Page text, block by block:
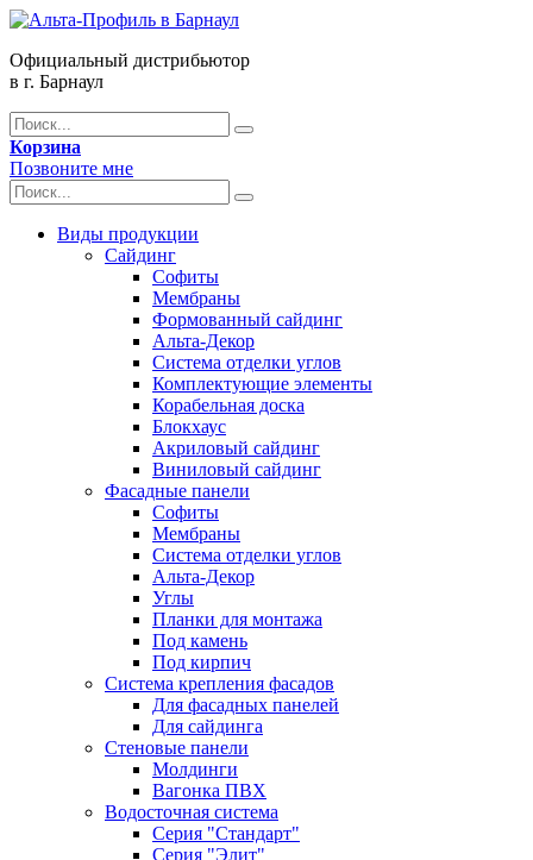
Официальный дистрибьютор
в г. Барнаул
Корзина
Позвоните мне
Виды продукции
Сайдинг
Софиты
Мембраны
Формованный сайдинг
Альта-Декор
Система отделки углов
Комплектующие элементы
Корабельная доска
Блокхаус
Акриловый сайдинг
Виниловый сайдинг
Фасадные панели
Софиты
Мембраны
Система отделки углов
Альта-Декор
Углы
Планки для монтажа
Под камень
Под кирпич
Система крепления фасадов
Для фасадных панелей
Для сайдинга
Стеновые панели
Молдинги
Вагонка ПВХ
Водосточная система
Серия "Стандарт"
Серия "Элит"